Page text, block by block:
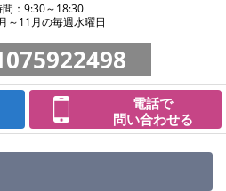
間：9:30～18:30
～11月の毎週水曜日
電話で
問い合わせる